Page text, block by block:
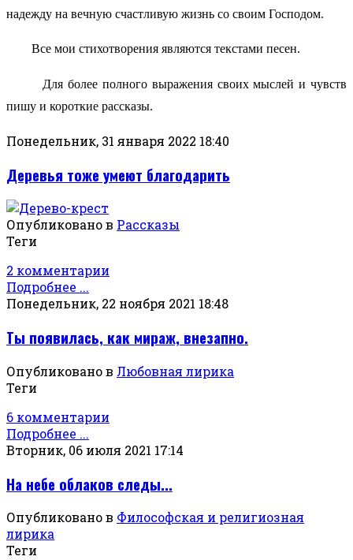
надежду на вечную счастливую жизнь со своим Господом.
Все мои стихотворения являются текстами песен.
Для более полного выражения своих мыслей и чувств
пишу и короткие рассказы.
Понедельник, 31 января 2022 18:40
Деревья тоже умеют благодарить
Опубликовано в Рассказы
Теги
2 комментарии
Подробнее ...
Понедельник, 22 ноября 2021 18:48
Ты появилась, как мираж, внезапно.
Опубликовано в Любовная лирика
Теги
6 комментарии
Подробнее ...
Вторник, 06 июля 2021 17:14
На небе облаков следы...
Опубликовано в Философская и религиозная
лирика
Теги